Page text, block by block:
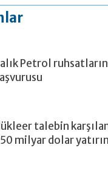
Petrol
talebin
milyar dolar